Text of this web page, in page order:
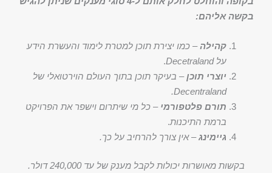
בקשה אליהם:
קהילה– כמו יצירת תוכן למטרת לימוד והעשרת הידע
על Decetraland
.
יוצרי תוכן – בעיקר תוכן בתוך העולם הוירטואלי של
Decentraland.
תורם פלטפורמי – כל מי שיתרום וישפר את הפרויקט
ברמת התיכנות.
גיימינג–אין צורך להרחיב על כך.
בקשות מאושרות יכולות לקבל מענק של עד 240,000 דולר.